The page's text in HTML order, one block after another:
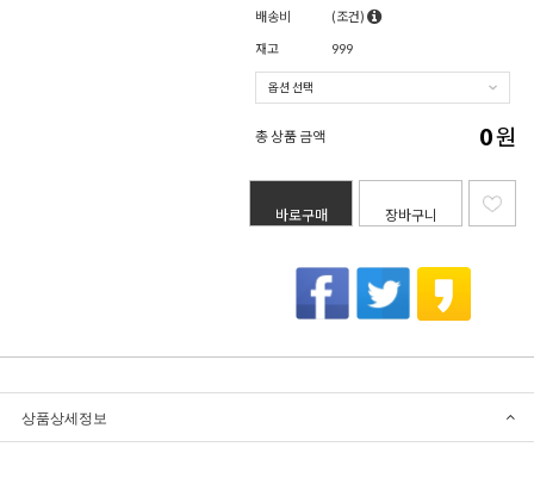
배송비 (조건)
재고 999
총 상품 금액 0원
바로구매 장바구니
상품상세정보